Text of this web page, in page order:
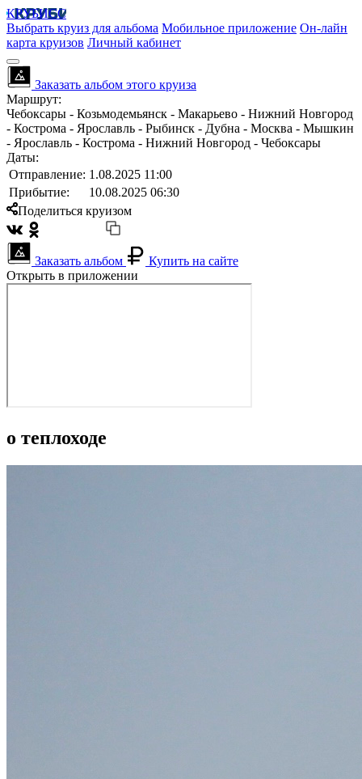
КРУБИСС
Выбрать круиз для альбома Мобильное приложение Он-лайн
карта круизов Личный кабинет
Заказать альбом этого круиза
Маршрут:
Чебоксары - Козьмодемьянск - Макарьево - Нижний Новгород
- Кострома - Ярославль - Рыбинск - Дубна - Москва - Мышкин
- Ярославль - Кострома - Нижний Новгород - Чебоксары
Даты:
Отправление: 1.08.2025 11:00
Прибытие:
10.08.2025 06:30
Поделиться круизом
Заказать альбом
Купить на сайте
Открыть в приложении
о теплоходе